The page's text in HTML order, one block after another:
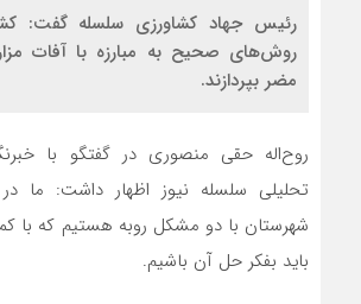
رئیس جهاد کشاورزی سلسله گفت:
روش‌های صحیح به مبارزه با آفات
مضر بپردازند.
روح‌اله حقی منصوری در گفتگو با
تحلیلی سلسله نیوز اظهار داشت: ما
شهرستان با دو مشکل روبه هستیم که با
باید بفکر حل آن باشیم.